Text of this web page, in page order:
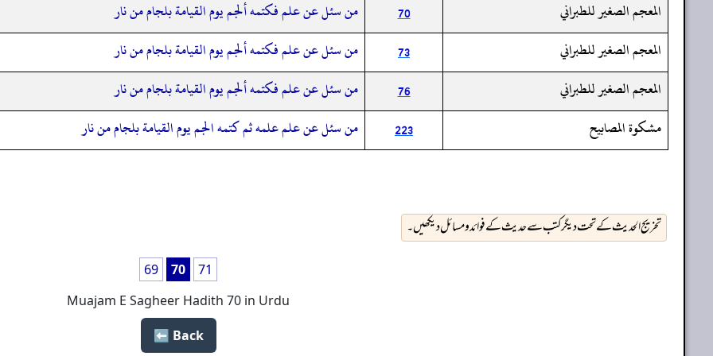
المعجم الصغير للطبراني
70
من سئل عن علم فكتمه ألجم يوم القيامة بلجام من نار
المعجم الصغير للطبراني
73
من سئل عن علم فكتمه ألجم يوم القيامة بلجام من نار
المعجم الصغير للطبراني
76
من سئل عن علم فكتمه ألجم يوم القيامة بلجام من نار
مشكوة المصابيح
223 من سئل عن علم علمه ثم كتمه الجم يوم القيامة بلجام من نار
تخریج الحدیث کے تحت دیگر کتب سے حدیث کے فوائد و مسائل دیکھیں۔
69 70
71
Muajam E Sagheer Hadith 70 in Urdu
Back ⬅️